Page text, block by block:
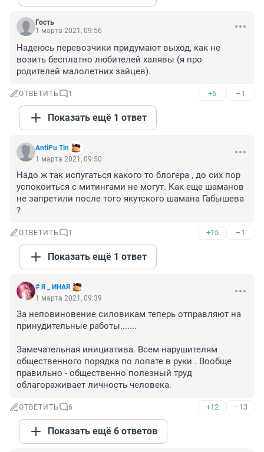
Гость
1 марта 2021, 09:56
Надеюсь перевозчики придумают выход, как не
возить бесплатно любителей халявы (я про
родителей малолетних зайцев).
ОТВЕТИТЬ 1 +6 –1
Показать ещё 1 ответ
AntiPu Tin
1 марта 2021, 09:50
Надо ж так испугаться какого то блогера , до сих пор
успокоиться с митингами не могут. Как еще шаманов
не запретили после того якутского шамана Габышева
?
ОТВЕТИТЬ 1 +15 –1
Показать ещё 1 ответ
# Я _ ИНАЯ
1 марта 2021, 09:39
За неповиновение силовикам теперь отправляют на
принудительные работы.......
Замечательная инициатива. Всем нарушителям
общественного порядка по лопате в руки . Вообще
правильно - общественно полезный труд
облагораживает личность человека.
ОТВЕТИТЬ 6 +12 –13
Показать ещё 6 ответов